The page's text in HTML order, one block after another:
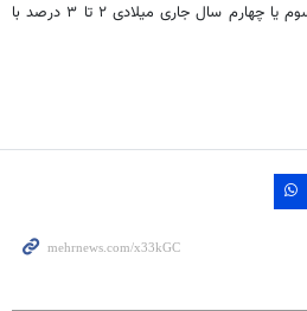
اقتصادی «اسرائیل» در سه ماهه سوم یا چهارم سال جاری میلادی ۲ تا ۳ درصد با